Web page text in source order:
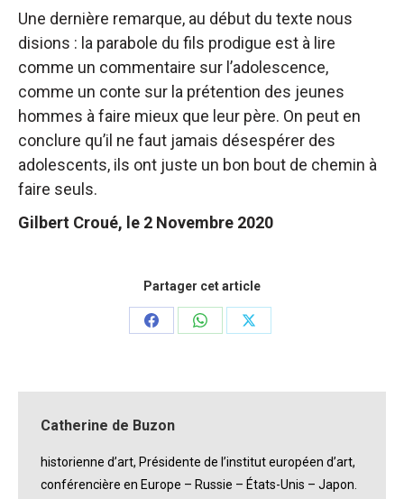
Une dernière remarque, au début du texte nous
disions : la parabole du fils prodigue est à lire
comme un commentaire sur l’adolescence,
comme un conte sur la prétention des jeunes
hommes à faire mieux que leur père. On peut en
conclure qu’il ne faut jamais désespérer des
adolescents, ils ont juste un bon bout de chemin à
faire seuls.
Gilbert Croué, le 2 Novembre 2020
Partager cet article
PartagerPartagerPartager
Catherine de Buzon
historienne d’art, Présidente de l’institut européen d’art,
conférencière en Europe – Russie – États-Unis – Japon.